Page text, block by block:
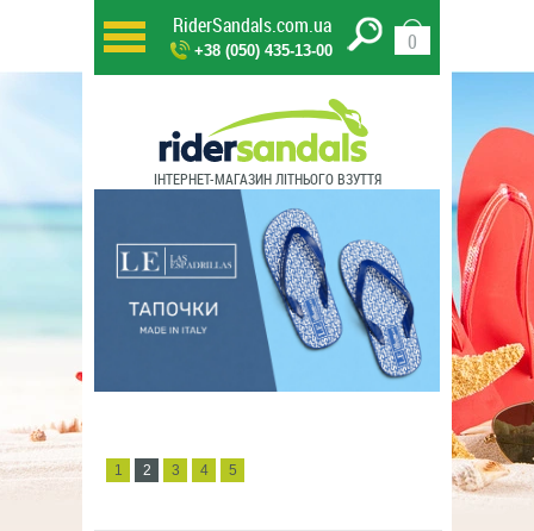
RiderSandals.com.ua
+38 (050) 435-13-00 0
ІНТЕРНЕТ-МАГАЗИН ЛІТНЬОГО ВЗУТТЯ
1 2 3 4 5